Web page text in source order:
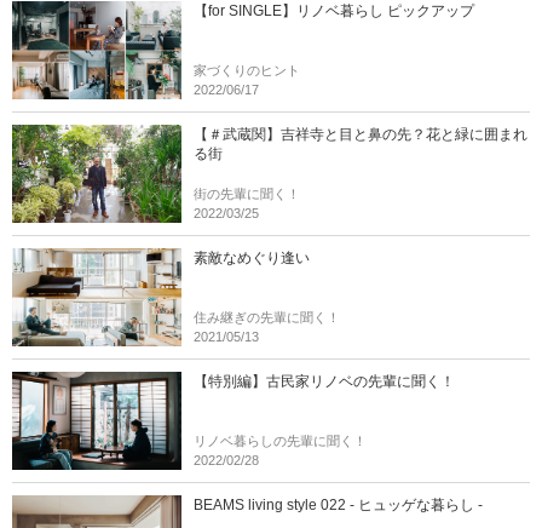
【for SINGLE】リノベ暮らし ピックアップ
家づくりのヒント
2022/06/17
【＃武蔵関】吉祥寺と目と鼻の先？花と緑に囲まれ
る街
街の先輩に聞く！
2022/03/25
素敵なめぐり逢い
住み継ぎの先輩に聞く！
2021/05/13
【特別編】古民家リノベの先輩に聞く！
リノベ暮らしの先輩に聞く！
2022/02/28
BEAMS living style 022 - ヒュッゲな暮らし -